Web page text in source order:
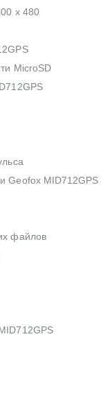
x 480
MicroSD
Geofox MID712GPS
файлов